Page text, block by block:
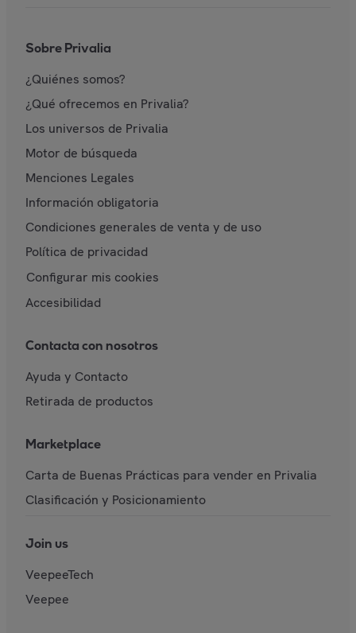
Sobre Privalia
¿Quiénes somos?
¿Qué ofrecemos en Privalia?
Los universos de Privalia
Motor de búsqueda
Menciones Legales
Información obligatoria
Condiciones generales de venta y de uso
Política de privacidad
Configurar mis cookies
Accesibilidad
Contacta con nosotros
Ayuda y Contacto
Retirada de productos
Marketplace
Carta de Buenas Prácticas para vender en Privalia
Clasificación y Posicionamiento
Join us
VeepeeTech
Veepee